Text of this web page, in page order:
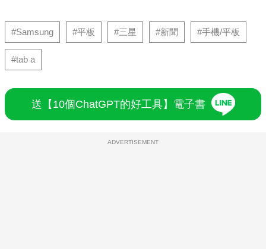
#Samsung #平板 #三星 #新聞 #手機/平板
#tab a
送【10個ChatGPT的好工具】電子書
ADVERTISEMENT